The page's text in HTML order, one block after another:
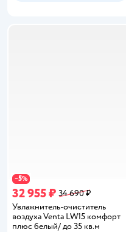
−5%
32 955 ₽ 34 690 ₽
Увлажнитель-очиститель
воздуха Venta LW15 комфорт
плюс белый/ до 35 кв.м